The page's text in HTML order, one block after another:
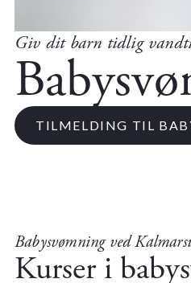
Giv dit barn tidlig
TILMELDING TIL
Babysvømning ved
Kurser i